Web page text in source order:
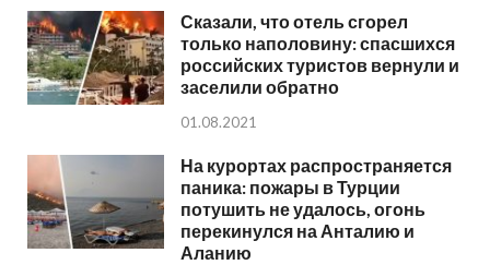
Сказали, что отель сгорел
только наполовину: спасшихся
российских туристов вернули и
заселили обратно
01.08.2021
На курортах распространяется
паника: пожары в Турции
потушить не удалось, огонь
перекинулся на Анталию и
Аланию